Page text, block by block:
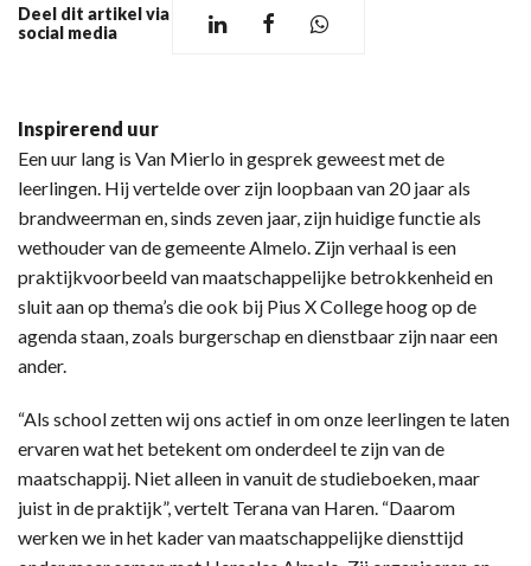
Deel dit artikel via
social media
Inspirerend uur
Een uur lang is Van Mierlo in gesprek geweest met de
leerlingen. Hij vertelde over zijn loopbaan van 20 jaar als
brandweerman en, sinds zeven jaar, zijn huidige functie als
wethouder van de gemeente Almelo. Zijn verhaal is een
praktijkvoorbeeld van maatschappelijke betrokkenheid en
sluit aan op thema’s die ook bij Pius X College hoog op de
agenda staan, zoals burgerschap en dienstbaar zijn naar een
ander.
“Als school zetten wij ons actief in om onze leerlingen te laten
ervaren wat het betekent om onderdeel te zijn van de
maatschappij. Niet alleen in vanuit de studieboeken, maar
juist in de praktijk”, vertelt Terana van Haren. “Daarom
werken we in het kader van maatschappelijke diensttijd